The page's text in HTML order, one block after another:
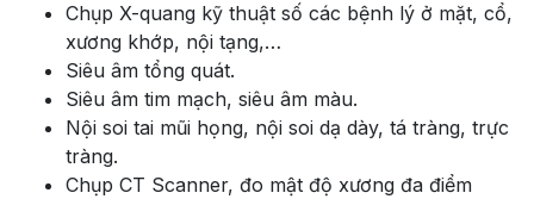
Chụp X-quang kỹ thuật số các bệnh lý ở mặt, cổ,
xương khớp, nội tạng,…
Siêu âm tổng quát.
Siêu âm tim mạch, siêu âm màu.
Nội soi tai mũi họng, nội soi dạ dày, tá tràng, trực
tràng.
Chụp CT Scanner, đo mật độ xương đa điểm